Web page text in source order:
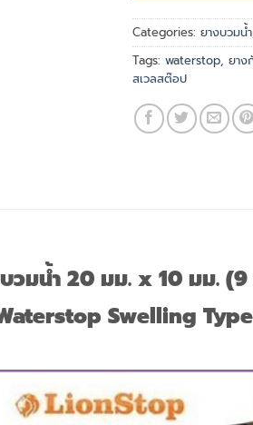
Categories: ยางบวมน้ำ
Tags: waterstop, ยาง
สเวลสต๊อป
วมน้ำ 20 มม. x 10 มม. (9
Swelling Type